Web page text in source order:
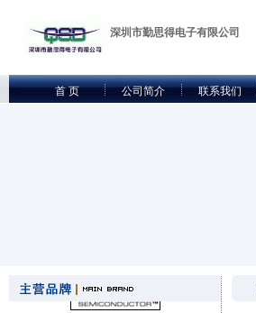
深圳市勤思得电子有限公司
首 页 公司简介 联系我们